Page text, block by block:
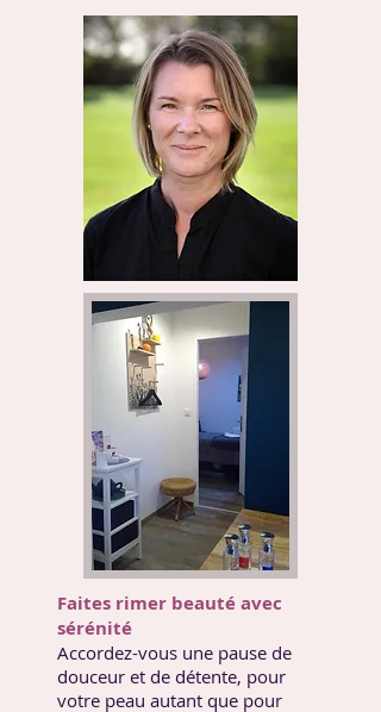
Faites rimer beauté avec
sérénité
Accordez-vous une pause de
douceur et de détente, pour
votre peau autant que pour